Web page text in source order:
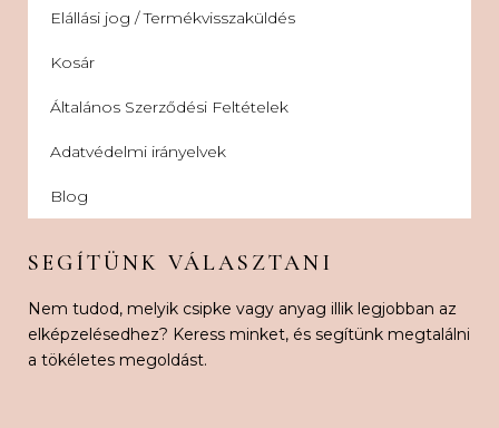
Elállási jog / Termékvisszaküldés
Kosár
Általános Szerződési Feltételek
Adatvédelmi irányelvek
Blog
SEGÍTÜNK VÁLASZTANI
Nem tudod, melyik csipke vagy anyag illik legjobban az
elképzelésedhez? Keress minket, és segítünk megtalálni
a tökéletes megoldást.